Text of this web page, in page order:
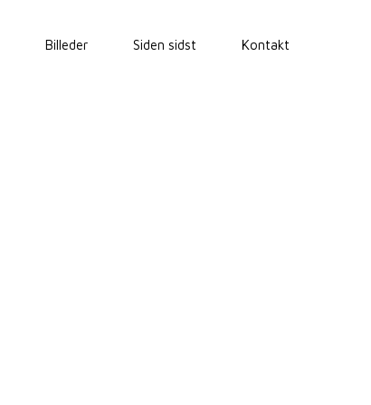
Billeder Siden sidst Kontakt